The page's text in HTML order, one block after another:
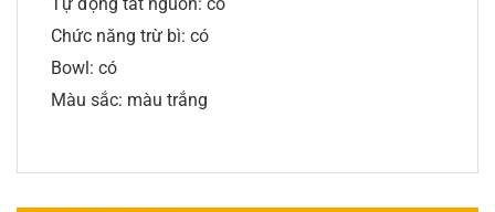
Chức năng trừ bì: có
Bowl: có
Màu sắc: màu trắng